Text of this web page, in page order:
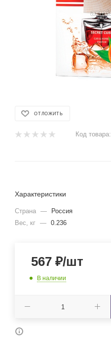
ОТЛОЖИТЬ
Код товара:
Характеристики
Страна —
Россия
Вес, кг — 0.236
567 ₽/шт
В наличии